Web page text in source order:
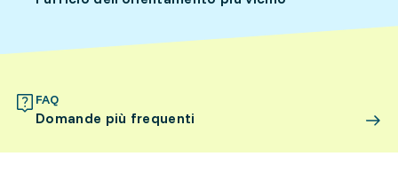
FAQ
Domande più frequenti